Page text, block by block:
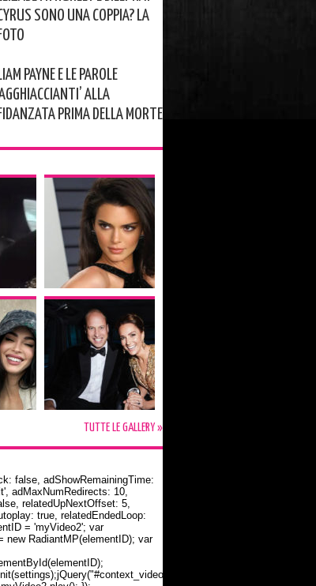
SONO UNA COPPIA? LA
FOTO
LIAM PAYNE E LE PAROLE
ALLA
FIDANZATA PRIMA DELLA MORTE
TUTTE LE GALLERY »
false, adShowRemainingTime:
adMaxNumRedirects: 10,
relatedUpNextOffset: 5,
true, relatedEndedLoop:
= 'myVideo2'; var
new RadiantMP(elementID); var